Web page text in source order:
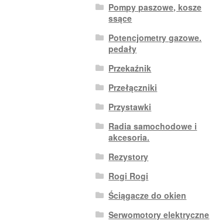
Pompy paszowe, kosze
ssące
Potencjometry gazowe.
pedały
Przekaźnik
Przełączniki
Przystawki
Radia samochodowe i
akcesoria.
Rezystory
Rogi Rogi
Ściągacze do okien
Serwomotory elektryczne